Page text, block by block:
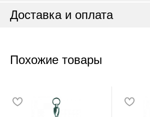
Доставка и оплата
Похожие товары